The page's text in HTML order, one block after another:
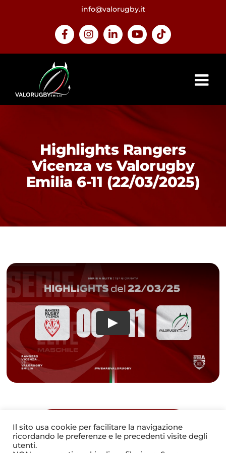
info@valorugby.it
FacebookInstagramLinkedInYouTubeTiktok
Highlights Rangers
Vicenza vs Valorugby
Emilia 6-11 (22/03/2025)
TORNA ALLA GALLERY
Il sito usa cookie per facilitare la navigazione
ricordando le preferenze e le precedenti visite degli
utenti.